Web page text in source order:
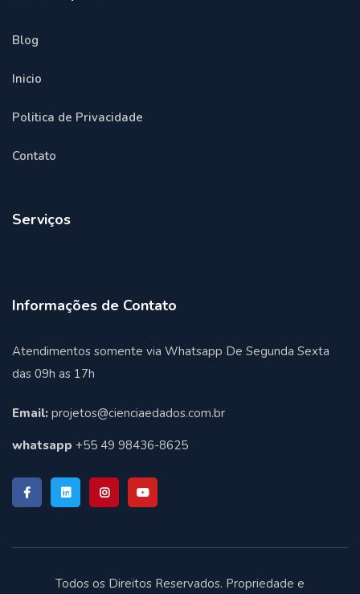
Blog
Inicio
Politica de Privacidade
Contato
Serviços
Informações de Contato
Atendimentos somente via Whatsapp De Segunda Sexta
das 09h as 17h
Email: projetos@cienciaedados.com.br
whatsapp +55 49 98436-8625
Todos os Direitos Reservados. Propriedade e